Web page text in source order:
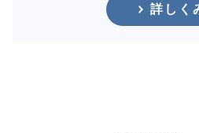
詳しく